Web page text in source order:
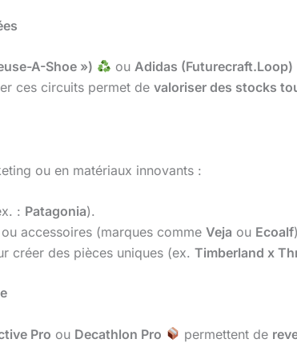
A-Shoe ») ouAdidas (Futurecraft.Loop)
ces circuits permet de valoriser des stocks
ou en matériaux innovants :
: Patagonia).
accessoires (marques comme Veja ou Ecoalf
créer des pièces uniques (ex. Timberland x
Pro ou Decathlon Pro permettent de